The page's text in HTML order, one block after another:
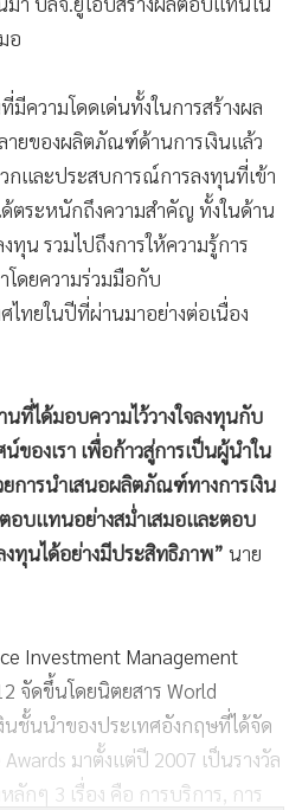
อ
ความโดดเด่นทั้งในการสร้างผล
ยของผลิตภัณฑ์ด้านการเงินแล้ว
กและประสบการณ์การลงทุนที่เข้า
ด้ตระหนักถึงความสำคัญ ทั้งในด้าน
ทุน รวมไปถึงการให้ความรู้การ
ดยความร่วมมือกับ
ทยในปีที่ผ่านมาอย่างต่อเนื่อง
ได้มอบความไว้วางใจลงทุนกับ
น์ของเรา เพื่อก้าวสู่การเป็นผู้นำใน
การนำเสนอผลิตภัณฑ์ทางการเงิน
อบแทนอย่างสม่ำเสมอและตอบ
ทุนได้อย่างมีประสิทธิภาพ” นาย
Investment Management
จัดขึ้นโดยนิตยสาร World
นชั้นนำของประเทศอังกฤษที่ได้จัด
มาตั้งแต่ปี 2007 เป็นรางวัล
ๆ 3 เรื่อง คือ การบริการ, การ